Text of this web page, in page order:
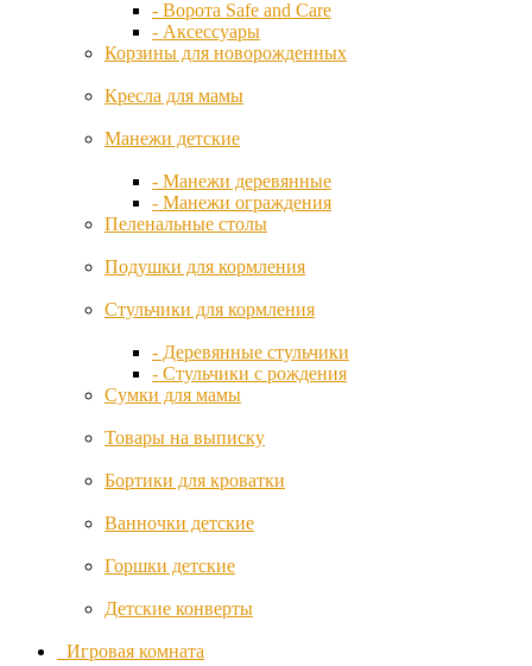
Leander
Leclerc
Lindam
Lorena
Canals
Mamas&Papas
Mima
Miniland
Moon
Buggy
- Ворота Safe and Care
- Аксессуары
Корзины для новорожденных
Кресла для мамы
Манежи детские
- Манежи деревянные
- Манежи ограждения
Пеленальные столы
Подушки для кормления
Стульчики для кормления
- Деревянные стульчики
- Стульчики с рождения
Сумки для мамы
Товары на выписку
Бортики для кроватки
Ванночки детские
Горшки детские
Детские конверты
Игровая комната